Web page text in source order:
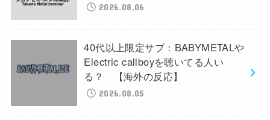
2026.08.06
40代以上限定サブ：BABYMETALや
Electric callboyを聴いてる人い
る？ 【海外の反応】
2026.08.05